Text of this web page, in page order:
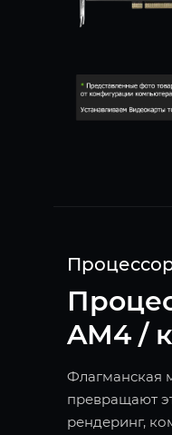
AM4 /
Флагманская
превращают
рендеринг,